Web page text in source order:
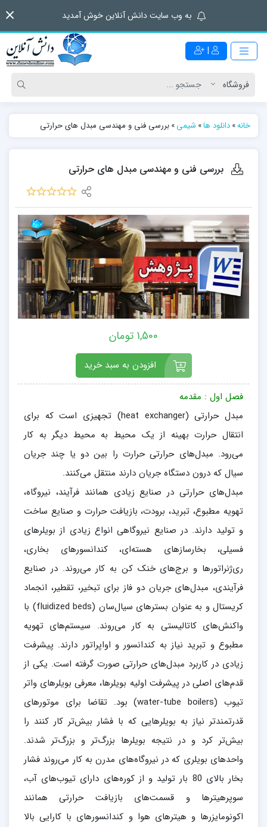
به وب سایت دانش آنلاین خوش آمدید
|
خانه»دانلود ها» شیمی»بررسی فنی و مهندسی مبدل های حرارتی
بررسی فنی و مهندسی مبدل های حرارتی
1,500 تومان
افزودن به سبد خرید
فصل اول : مقدمه
مبدل حرارتی (heat exchanger) تجهیزی است که برای
انتقال حرارت بهینه از یک محیط به محیط دیگر به کار
می‌رود. مبدل‌های حرارتی حرارت را بین دو یا چند جریان
سیال که درون دستگاه جریان دارند منتقل می‌کنند.
مبدل‌های حرارتی در صنایع زیادی همانند فرآیند، نیروگاه،
تهویه مطبوع، تبرید، برودت، بازیافت حرارت و صنایع ساخت
و تولید دارند. در صنایع نیروگاهی انواع زیادی از بویلرهای
فسیلی، بخار‌سازهای هسته‌ای، کندانسورهای بخاری،
ری‌ژنراتورها و برج‌های خنک کن به کار می‌روند. در صنایع
فرآیندی، مبدل‌های جریان دو فاز برای تبخیر، تقطیر، انجماد
کریستال و به عنوان بسترهای سیال‌سان (fluidized beds)‌ با
واکنش‌های کاتالیستی به کار می‌روند. سیستم‌های تهویه
مطبوع و تبرید نیاز به کندانسور و اواپراتور دارند. پیشرفت
زیادی در کاربرد مبدل‌های حرارتی صورت گرفته است. یکی از
قدم‌های اصلی در پیشرفت اولیه بویلرها، معرفی بویلرهای واتر
تیوب (water-tube boilers) بود. تقاضا برای موتورهای
قدرتمندتر نیاز به بویلرهایی که با فشار بیش‌تر کار کنند را
بیش‌تر کرد و در نتیجه بویلرها بزرگ‌تر و بزرگ‌تر شدند.
واحدهای بویلری که در نیروگاه‌های مدرن به کار می‌روند فشار
بخار بالای 80 بار تولید و از کوره‌های دارای تیوب‌های آب،
سوپرهیترها و قسمت‌های بازیافت حرارتی همانند
اکونومایزرها و هیترهای هوا و کندانسورهای با کارایی بالا